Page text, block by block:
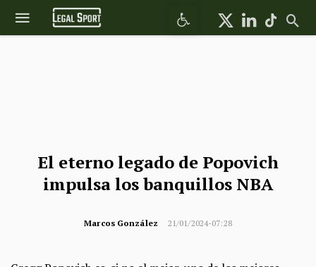
Abrir barra de herramientas
El eterno legado de Popovich
impulsa los banquillos NBA
Marcos González 21/01/2024-07:28